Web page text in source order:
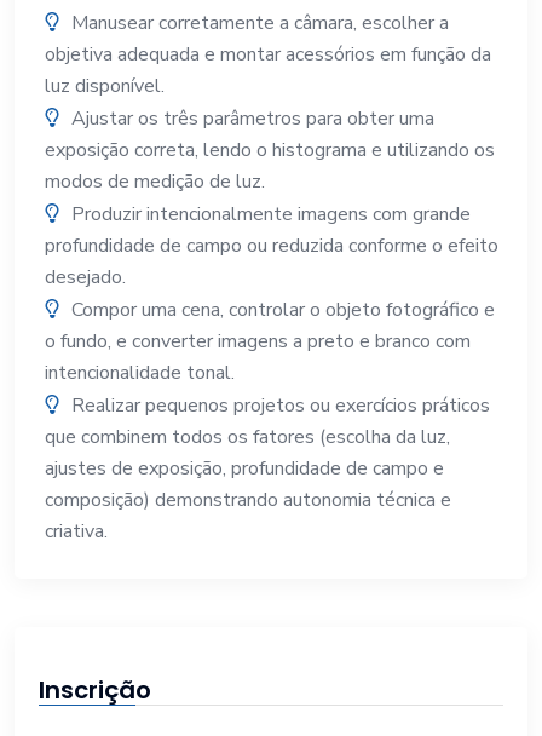
Manusear corretamente a câmara, escolher a
objetiva adequada e montar acessórios em função da
luz disponível.
Ajustar os três parâmetros para obter uma
exposição correta, lendo o histograma e utilizando os
modos de medição de luz.
Produzir intencionalmente imagens com grande
profundidade de campo ou reduzida conforme o efeito
desejado.
Compor uma cena, controlar o objeto fotográfico e
o fundo, e converter imagens a preto e branco com
intencionalidade tonal.
Realizar pequenos projetos ou exercícios práticos
que combinem todos os fatores (escolha da luz,
ajustes de exposição, profundidade de campo e
composição) demonstrando autonomia técnica e
criativa.
Inscrição